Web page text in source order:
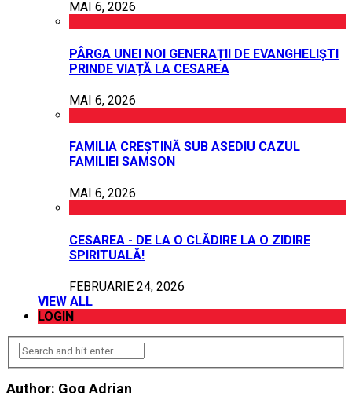
MAI 6, 2026
PÂRGA UNEI NOI GENERAȚII DE EVANGHELIȘTI
PRINDE VIAȚĂ LA CESAREA
MAI 6, 2026
FAMILIA CREȘTINĂ SUB ASEDIU CAZUL
FAMILIEI SAMSON
MAI 6, 2026
CESAREA - DE LA O CLĂDIRE LA O ZIDIRE
SPIRITUALĂ!
FEBRUARIE 24, 2026
VIEW ALL
LOGIN
Author: Gog Adrian